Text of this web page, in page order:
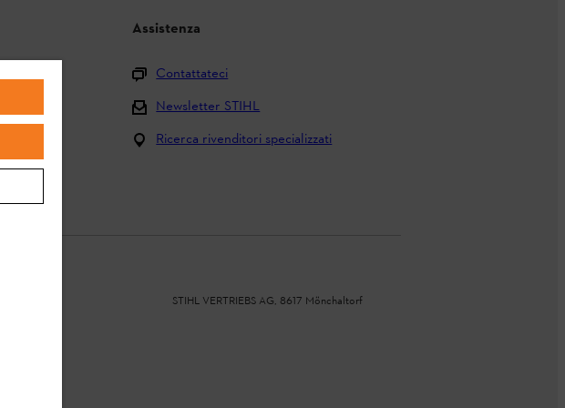
Assistenza
Contattateci
Newsletter STIHL
Ricerca rivenditori specializzati
STIHL VERTRIEBS AG, 8617 Mönchaltorf